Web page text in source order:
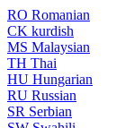
RO Romanian
CK kurdish
MS Malaysian
TH Thai
HU Hungarian
RU Russian
SR Serbian